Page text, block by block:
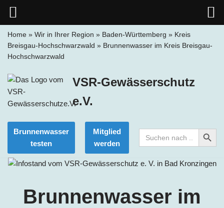
springen
Home » Wir in Ihrer Region » Baden-Württemberg » Kreis
Breisgau-Hochschwarzwald » Brunnenwasser im Kreis Breisgau-
Hochschwarzwald
VSR-Gewässerschutz
e.V.
Brunnenwasser
testen
Mitglied
werden
Search
for:
Search Button
Brunnenwasser im